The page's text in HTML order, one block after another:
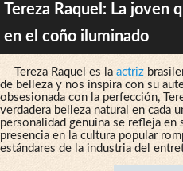
Tereza Raquel: La joven
en el coño iluminado
Tereza Raquel es la actriz
de belleza y nos inspira con su
obsesionada con la perfección,
verdadera belleza natural en cada
personalidad genuina se refleja
presencia en la cultura popular
estándares de la industria del